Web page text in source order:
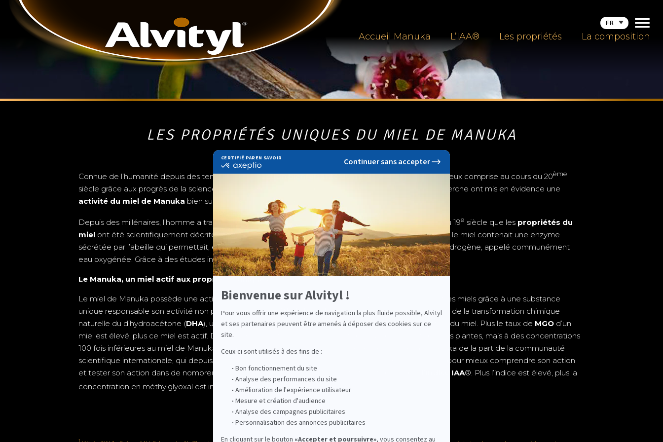
Accueil Manuka L’IAA® Les propriétés La composition
LES PROPRIÉTÉS UNIQUES DU MIEL DE MANUKA
Connue de l’humanité depuis des temps reculés,l’action bienfaisante du miela été de mieux en mieux comprise au cours du 20ème
siècle grâce aux progrès de la science. Par sa composition toute particulière, plusieurs années de recherche ont mis en évidence une
activité du miel de Manuka bien supérieure aux autres miels.
Depuis des millénaires, l’homme a traditionnellement utilisé le miel pour se soigner, mais c’est à la fin du 19e siècle que les propriétés du
miel ont été scientifiquement décrites. Dans les années 60, un scientifique américain a découvert que le miel contenait une enzyme
sécrétée par l’abeille qui permettait, en présence d’eau, la transformation des sucres en peroxyde d’hydrogène, appelé communément
eau oxygénée. Grâce à des études in-vitro, nous savons que son action est limitée dans le temps.
Le Manuka, un miel actif aux propriétés uniques
Le miel de Manuka possède une activité supplémentaire. En effet, il a une activité supérieure aux autres miels grâce à une substance
unique responsable son activité non péroxydique : leméthylglyoxal(MGO). Le méthylglyoxal provient de la transformation chimique
naturelle du dihydroacétone (DHA), un composé du nectar des fleurs du Manuka, durant la maturation du miel. Plus le taux de MGO d’un
miel est élevé, plus ce miel est actif. D’autres miels contiennent également du MGO provenant d’autres plantes, mais à des concentrations
100 fois inférieures au miel de Manuka. Ces propriétés ont suscité un vif intérêt envers le miel de Manuka de la part de la communauté
scientifique internationale, qui depuis une trentaine d’années lui a consacré de très nombreux travaux pour mieux comprendre son action
et tester son action dans de nombreuses applications. Ce haut niveau d’activité est garanti par
l’indice IAA®. Plus l’indice est élevé, plus la
concentration en méthylglyoxal est importante, plus le miel est actif
FR